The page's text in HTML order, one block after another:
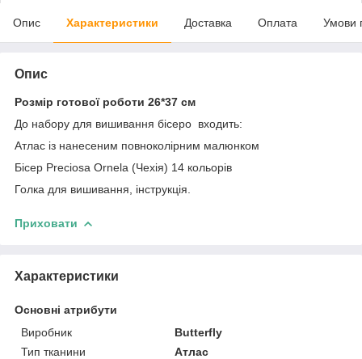
Опис Характеристики Доставка Оплата Умови
Опис
Розмір готової роботи 26*37 см
До набору для вишивання бісеро входить:
Атлас із нанесеним повноколірним малюнком
Бісер Preciosa Ornela (Чехія) 14 кольорів
Голка для вишивання, інструкція.
Приховати
Характеристики
Основні атрибути
Виробник
Butterfly
Тип тканини
Атлас